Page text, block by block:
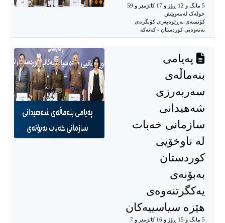
5 مانگ و 12 ڕۆژ و 17 کاتژمێر و 59
خوله‌ک له‌مه‌وپێش‌
کۆنسەی بەڕێوەبەری کۆنگرەی
نەتەوەیی کوردستان - کەنەکە
پەیامی
بنەماڵەی
سەربەرزی
شەهیدانی
سازمانی خەبات
لە ناوخۆیی
کوردستان
بەبۆنەی
یەکگرتنەوەی
هێزە سیاسییەکان
5 مانگ و 15 ڕۆژ و 16 کاتژمێر و 7